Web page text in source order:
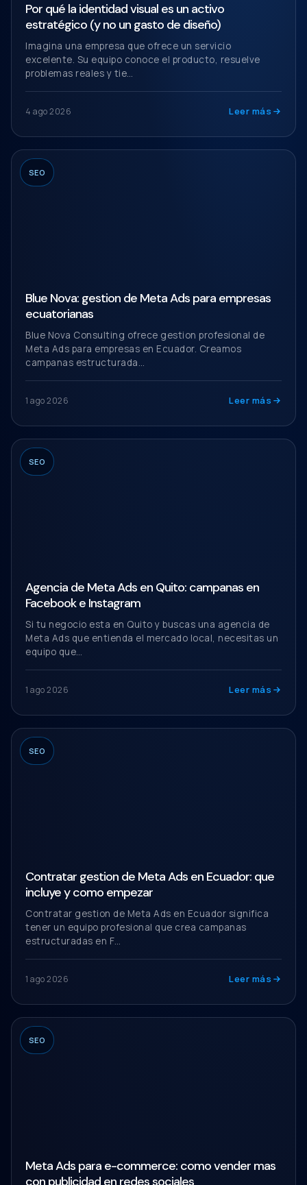
Por qué la identidad visual es un activo
estratégico (y no un gasto de diseño)
Imagina una empresa que ofrece un servicio
excelente. Su equipo conoce el producto, resuelve
problemas reales y tie…
4 ago 2026 Leer más
SEO
Blue Nova: gestion de Meta Ads para empresas
ecuatorianas
Blue Nova Consulting ofrece gestion profesional de
Meta Ads para empresas en Ecuador. Creamos
campanas estructurada…
1 ago 2026 Leer más
SEO
Agencia de Meta Ads en Quito: campanas en
Facebook e Instagram
Si tu negocio esta en Quito y buscas una agencia de
Meta Ads que entienda el mercado local, necesitas un
equipo que…
1 ago 2026 Leer más
SEO
Contratar gestion de Meta Ads en Ecuador: que
incluye y como empezar
Contratar gestion de Meta Ads en Ecuador significa
tener un equipo profesional que crea campanas
estructuradas en F…
1 ago 2026 Leer más
SEO
Meta Ads para e-commerce: como vender mas
con publicidad en redes sociales